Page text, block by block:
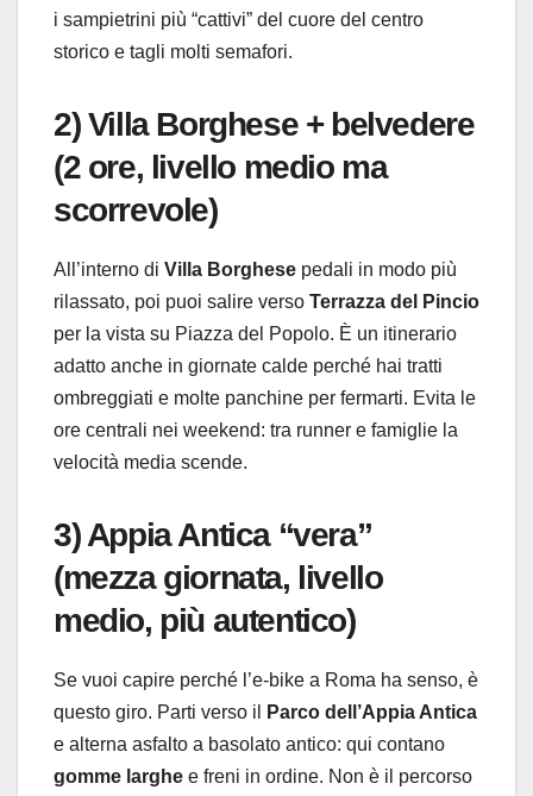
i sampietrini più “cattivi” del cuore del centro
storico e tagli molti semafori.
2) Villa Borghese + belvedere
(2 ore, livello medio ma
scorrevole)
All’interno di Villa Borghese pedali in modo più
rilassato, poi puoi salire verso Terrazza del Pincio
per la vista su Piazza del Popolo. È un itinerario
adatto anche in giornate calde perché hai tratti
ombreggiati e molte panchine per fermarti. Evita le
ore centrali nei weekend: tra runner e famiglie la
velocità media scende.
3) Appia Antica “vera”
(mezza giornata, livello
medio, più autentico)
Se vuoi capire perché l’e-bike a Roma ha senso, è
questo giro. Parti verso il
Parco dell’Appia Antica
e alterna asfalto a basolato antico: qui contano
gomme larghe e freni in ordine. Non è il percorso